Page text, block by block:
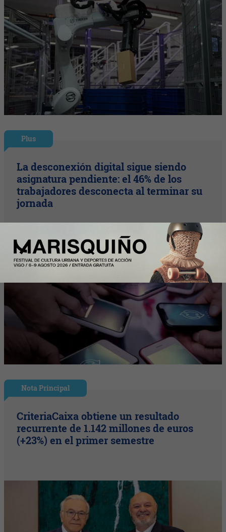
Plus
La desconexión digital sigue siendo
asignatura pendiente: el 46% de los
trabajadores desconecta al terminar su
jornada
Nota Principal
CriteriaCaixa obtiene un resultado
recurrente de 1.142 millones de euros
(+23%) en el primer semestre